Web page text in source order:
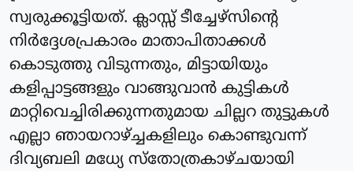
സ്വരുക്കൂട്ടിയത്. ക്ലാസ്സ്‌ ടീച്ചേഴ്സിന്റെ
നിർദ്ദേശപ്രകാരം മാതാപിതാക്കൾ
കൊടുത്തു വിടുന്നതും, മിട്ടായിയും
കളിപ്പാട്ടങ്ങളും വാങ്ങുവാൻ കുട്ടികൾ
മാറ്റിവെച്ചിരിക്കുന്നതുമായ ചില്ലറ തുട്ടുകൾ
എല്ലാ ഞായറാഴ്ച്ചകളിലും കൊണ്ടുവന്ന്
ദിവ്യബലി മധ്യേ സ്തോത്രകാഴ്ചയായി